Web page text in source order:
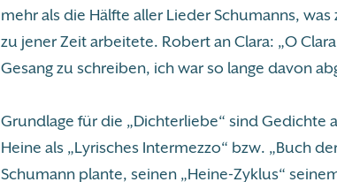
mehr als die Hälfte aller Lieder Schumanns,
zu jener Zeit arbeitete. Robert an Clara: „O
Gesang zu schreiben, ich war so lange davon
Grundlage für die „Dichterliebe“ sind Gedichte
Heine als „Lyrisches Intermezzo“ bzw. „Buch
Schumann plante, seinen „Heine-Zyklus“